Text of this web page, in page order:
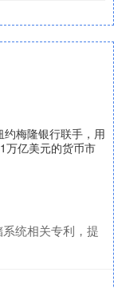
梅隆银行联手，用
万亿美元的货币市
统相关专利，提